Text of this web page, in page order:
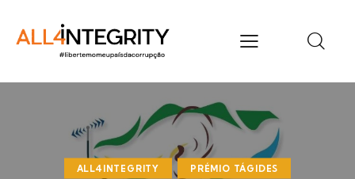
ALL4INTEGRITY PRÉMIO TÁGIDES